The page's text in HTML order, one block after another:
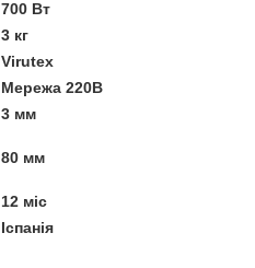
700 Вт
3 кг
Virutex
Мережа 220В
3 мм
80 мм
12 міс
Іспанія